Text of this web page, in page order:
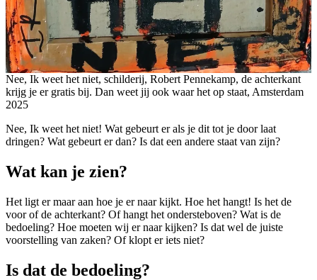
Nee, Ik weet het niet, schilderij, Robert Pennekamp, de achterkant
krijg je er gratis bij. Dan weet jij ook waar het op staat, Amsterdam
2025
Nee, Ik weet het niet! Wat gebeurt er als je dit tot je door laat
dringen? Wat gebeurt er dan? Is dat een andere staat van zijn?
Wat kan je zien?
Het ligt er maar aan hoe je er naar kijkt. Hoe het hangt! Is het de
voor of de achterkant? Of hangt het ondersteboven? Wat is de
bedoeling? Hoe moeten wij er naar kijken? Is dat wel de juiste
voorstelling van zaken? Of klopt er iets niet?
Is dat de bedoeling?